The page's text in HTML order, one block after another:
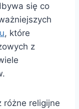
się co
, które
z
różne religijne